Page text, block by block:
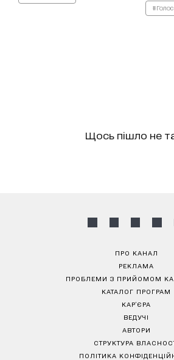
Щось пішло не
ПРО КАНАЛ
РЕКЛАМА
ПРОБЛЕМИ З ПРИЙОМОМ
КАТАЛОГ ПРОГРАМ
КАР’ЄРА
ВЕДУЧІ
АВТОРИ
СТРУКТУРА
ПОЛІТИКА